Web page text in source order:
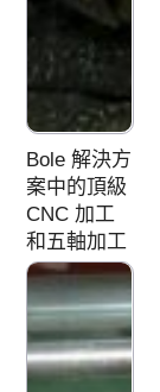
Bole 解決方
案中的頂級
CNC 加工
和五軸加工